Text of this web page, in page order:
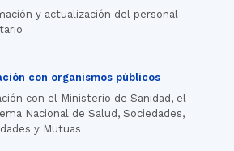
y actualización del personal
con organismos públicos
con el Ministerio de Sanidad, el
Nacional de Salud, Sociedades,
y Mutuas